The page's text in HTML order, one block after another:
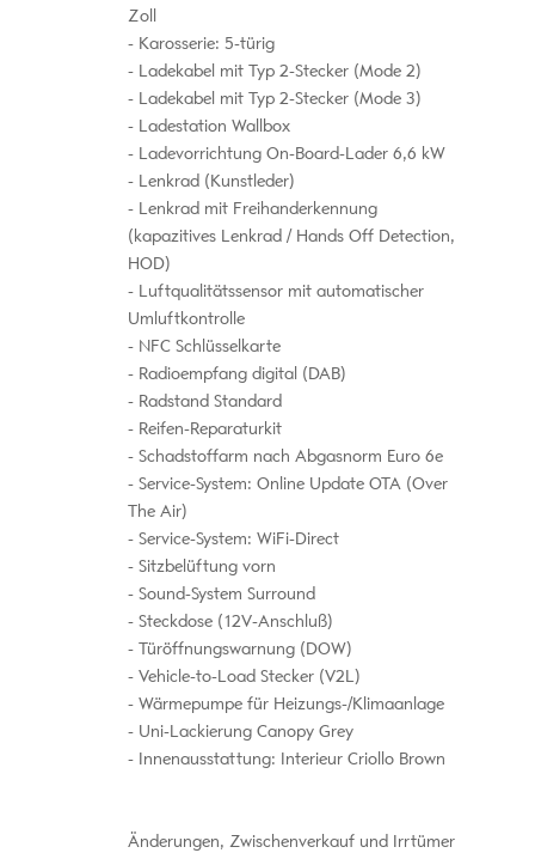
Zoll
Karosserie: 5-türig
Ladekabel mit Typ 2-Stecker (Mode 2)
Ladekabel mit Typ 2-Stecker (Mode 3)
Ladestation Wallbox
Ladevorrichtung On-Board-Lader 6,6 kW
Lenkrad (Kunstleder)
Lenkrad mit Freihanderkennung
(kapazitives Lenkrad / Hands Off Detection,
HOD)
Luftqualitätssensor mit automatischer
Umluftkontrolle
NFC Schlüsselkarte
Radioempfang digital (DAB)
Radstand Standard
Reifen-Reparaturkit
Schadstoffarm nach Abgasnorm Euro 6e
Service-System: Online Update OTA (Over
The Air)
Service-System: WiFi-Direct
Sitzbelüftung vorn
Sound-System Surround
Steckdose (12V-Anschluß)
Türöffnungswarnung (DOW)
Vehicle-to-Load Stecker (V2L)
Wärmepumpe für Heizungs-/Klimaanlage
Uni-Lackierung Canopy Grey
Innenausstattung: Interieur Criollo Brown
Änderungen, Zwischenverkauf und Irrtümer